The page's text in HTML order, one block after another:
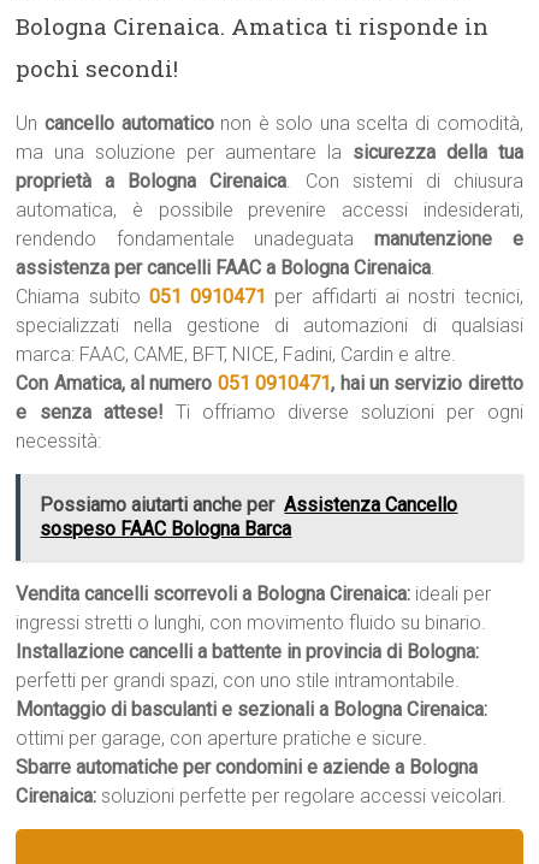
Bologna Cirenaica. Amatica ti risponde in
pochi secondi!
Uncancello automaticonon è solo una scelta di comodità,
ma una soluzione per aumentare la sicurezza della tua
proprietà a Bologna Cirenaica. Con sistemi di chiusura
automatica, è possibile prevenire accessi indesiderati,
rendendo fondamentale unadeguatamanutenzione e
assistenza per cancelli FAAC a Bologna Cirenaica.
Chiama subito 051 0910471 per affidarti ai nostri tecnici,
specializzati nella gestione di automazioni di qualsiasi
marca: FAAC, CAME, BFT, NICE, Fadini, Cardin e altre.
Con Amatica, al numero 051 0910471, hai un servizio diretto
e senza attese! Ti offriamo diverse soluzioni per ogni
necessità:
Possiamo aiutarti anche per Assistenza Cancello
sospeso FAAC Bologna Barca
Vendita cancelli scorrevoli a Bologna Cirenaica: ideali per
ingressi stretti o lunghi, con movimento fluido su binario.
Installazione cancelli a battente in provincia di Bologna:
perfetti per grandi spazi, con uno stile intramontabile.
Montaggio di basculanti e sezionali a Bologna Cirenaica:
ottimi per garage, con aperture pratiche e sicure.
Sbarre automatiche per condomini e aziende a Bologna
Cirenaica: soluzioni perfette per regolare accessi veicolari.